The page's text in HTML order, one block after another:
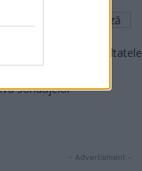
Arată rezultatele
sondajelor
- Advertisment -